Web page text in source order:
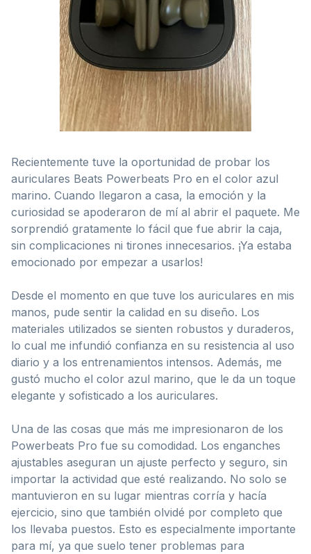
Recientemente tuve la oportunidad de probar los
auriculares Beats Powerbeats Pro en el color azul
marino. Cuando llegaron a casa, la emoción y la
curiosidad se apoderaron de mí al abrir el paquete. Me
sorprendió gratamente lo fácil que fue abrir la caja,
sin complicaciones ni tirones innecesarios. ¡Ya estaba
emocionado por empezar a usarlos!
Desde el momento en que tuve los auriculares en mis
manos, pude sentir la calidad en su diseño. Los
materiales utilizados se sienten robustos y duraderos,
lo cual me infundió confianza en su resistencia al uso
diario y a los entrenamientos intensos. Además, me
gustó mucho el color azul marino, que le da un toque
elegante y sofisticado a los auriculares.
Una de las cosas que más me impresionaron de los
Powerbeats Pro fue su comodidad. Los enganches
ajustables aseguran un ajuste perfecto y seguro, sin
importar la actividad que esté realizando. No solo se
mantuvieron en su lugar mientras corría y hacía
ejercicio, sino que también olvidé por completo que
los llevaba puestos. Esto es especialmente importante
para mí, ya que suelo tener problemas para